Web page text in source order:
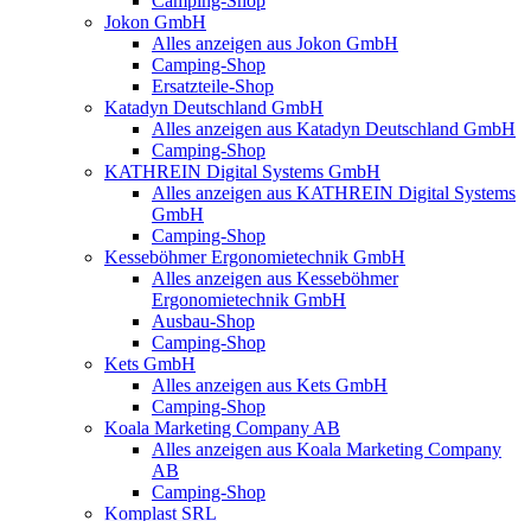
Jokon GmbH
Alles anzeigen aus Jokon GmbH
Camping-Shop
Ersatzteile-Shop
Katadyn Deutschland GmbH
Alles anzeigen aus Katadyn Deutschland GmbH
Camping-Shop
KATHREIN Digital Systems GmbH
Alles anzeigen aus KATHREIN Digital Systems
GmbH
Camping-Shop
Kesseböhmer Ergonomietechnik GmbH
Alles anzeigen aus Kesseböhmer
Ergonomietechnik GmbH
Ausbau-Shop
Camping-Shop
Kets GmbH
Alles anzeigen aus Kets GmbH
Camping-Shop
Koala Marketing Company AB
Alles anzeigen aus Koala Marketing Company
AB
Camping-Shop
Komplast SRL